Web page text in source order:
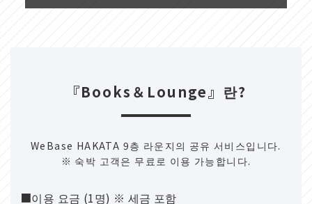
『Books＆Lounge』란?
WeBase HAKATA 9층 라운지의 공유 서비스입니다.
※ 숙박 고객은 무료로 이용 가능합니다.
■이용 요금 (1명) ※ 세금 포함